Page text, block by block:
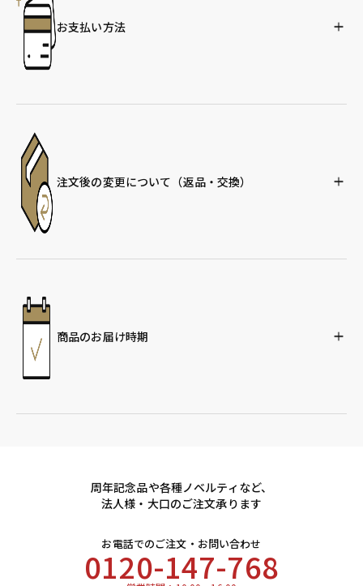
お支払い方法
注文後の変更について （返品・交換）
商品のお届け時期
周年記念品や各種ノベルティなど、
法人様・大口のご注文承ります
お電話でのご注文・お問い合わせ
0120-147-768